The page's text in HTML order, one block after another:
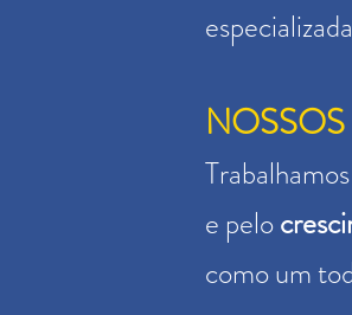
e pelo
como um